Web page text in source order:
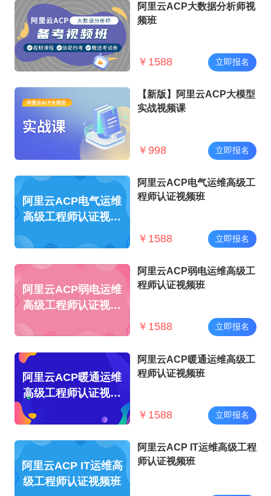
阿里云ACP大数据分析师视
频班
￥ 1588 立即报名
【新版】阿里云ACP大模型
实战视频课
￥ 998 立即报名
阿里云ACP电气运维
高级工程师认证视频
阿里云ACP电气运维高级工
程师认证视频班
￥ 1588 立即报名
阿里云ACP弱电运维
高级工程师认证视频
阿里云ACP弱电运维高级工
程师认证视频班
￥ 1588 立即报名
阿里云ACP暖通运维
高级工程师认证视频
阿里云ACP暖通运维高级工
程师认证视频班
￥ 1588 立即报名
阿里云ACP IT运维高
级工程师认证视频班
阿里云ACP IT运维高级工程
师认证视频班